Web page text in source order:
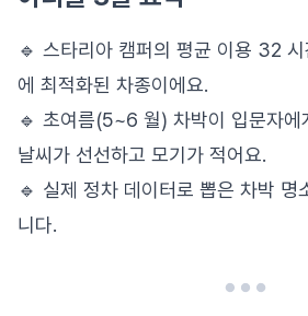
🔹 스타리아 캠퍼의 평균 이용 32
에 최적화된 차종이에요.
🔹 초여름(5~6 월) 차박이 입문자
날씨가 선선하고 모기가 적어요.
🔹 실제 정차 데이터로 뽑은 차박
니다.